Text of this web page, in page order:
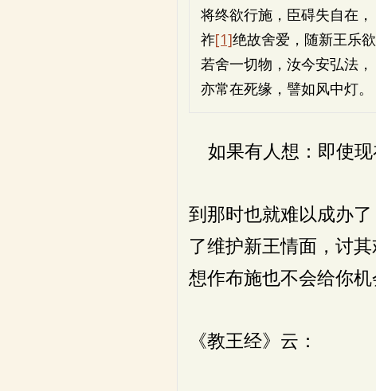
将终欲行施，臣碍失自在，
祚[1]绝故舍爱，随新王乐欲
若舍一切物，汝今安弘法，
亦常在死缘，譬如风中灯。
如果有人想：即使现
到那时也就难以成办
了维护新王情面，讨
想作布施也不会给你机
《教王经》云：